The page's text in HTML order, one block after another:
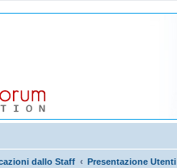
dallo Staff Presentazione Utenti